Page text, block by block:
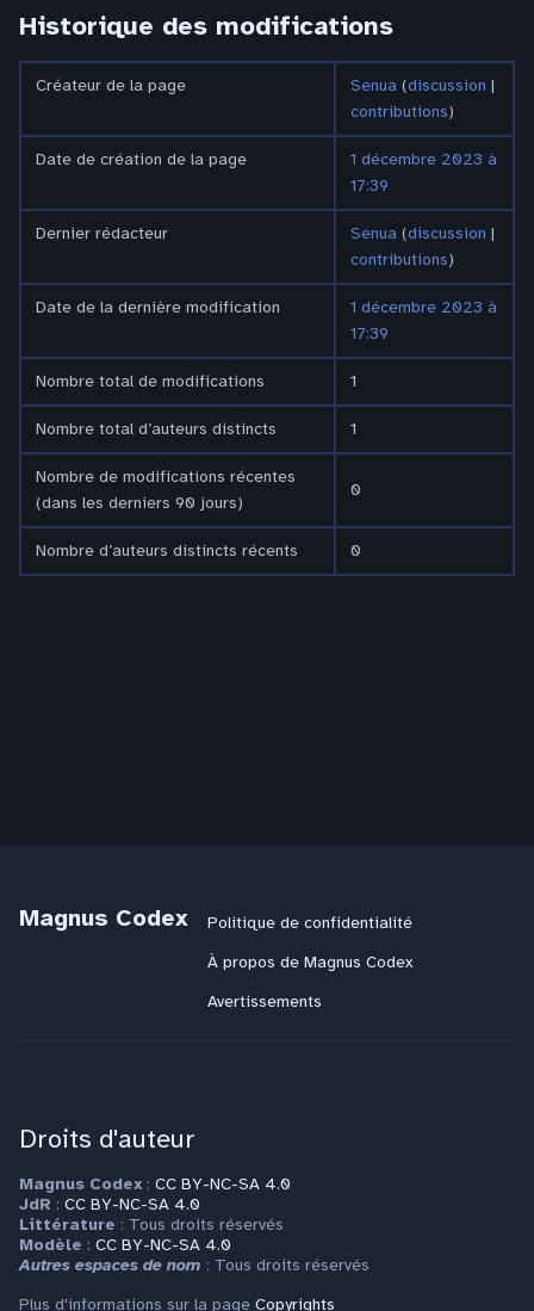
Historique des modifications
Créateur de la page Senua (discussion |
contributions)
Date de création de la page
1 décembre 2023 à
17:39
Dernier rédacteur Senua (discussion |
contributions)
Date de la dernière modification
1 décembre 2023 à
17:39
Nombre total de modifications 1
Nombre total d’auteurs distincts 1
Nombre de modifications récentes
(dans les derniers 90 jours)
0
Nombre d’auteurs distincts récents 0
Magnus Codex
Politique de confidentialité
À propos de Magnus Codex
Avertissements
Droits d'auteur
Magnus Codex : CC BY-NC-SA 4.0
JdR : CC BY-NC-SA 4.0
Littérature : Tous droits réservés
Modèle : CC BY-NC-SA 4.0
Autres espaces de nom : Tous droits réservés
Plus d'informations sur la page Copyrights